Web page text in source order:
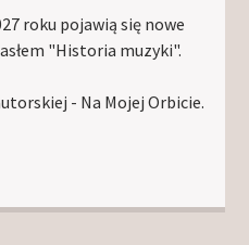
roku pojawią się nowe
"Historia muzyki".
- Na Mojej Orbicie.